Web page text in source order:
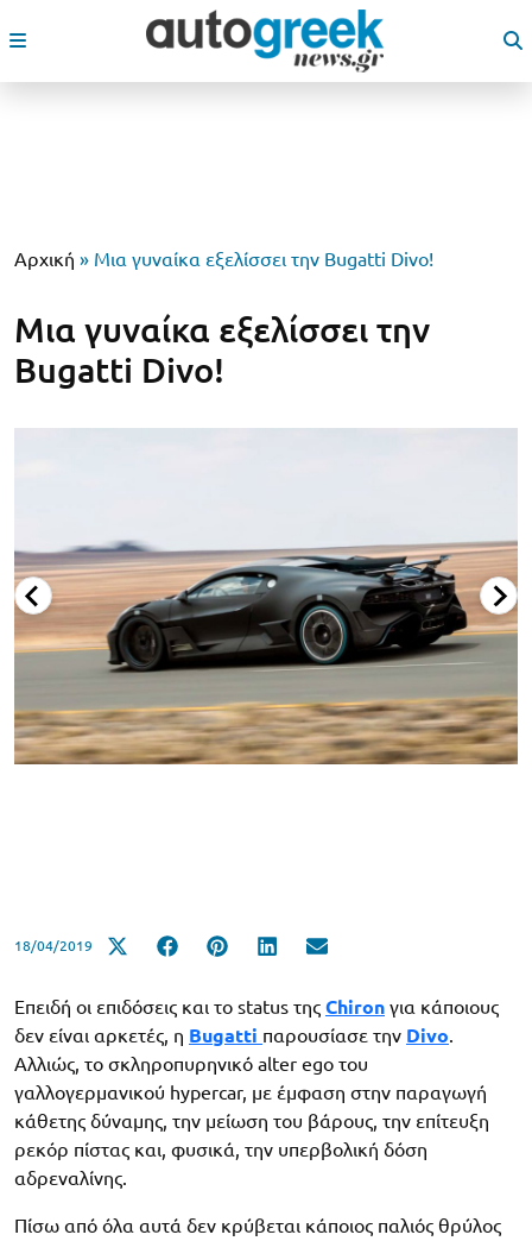
Αρχική » Μια γυναίκα εξελίσσει την Bugatti Divo!
Μια γυναίκα εξελίσσει την
Bugatti Divo!
18/04/2019
Επειδή οι επιδόσεις και το status της Chiron για κάποιους
δεν είναι αρκετές, η Bugatti παρουσίασε την Divo.
Αλλιώς, το σκληροπυρηνικό alter ego του
γαλλογερμανικού hypercar, με έμφαση στην παραγωγή
κάθετης δύναμης, την μείωση του βάρους, την επίτευξη
ρεκόρ πίστας και, φυσικά, την υπερβολική δόση
αδρεναλίνης.
Πίσω από όλα αυτά δεν κρύβεται κάποιος παλιός θρύλος